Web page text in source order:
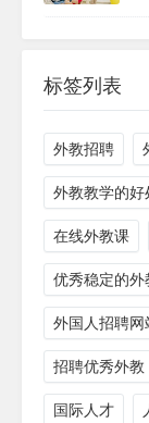
标签列表
外教招聘
外教教学的好
在线外教课
优秀稳定的外
外国人招聘网
招聘优秀外教
国际人才